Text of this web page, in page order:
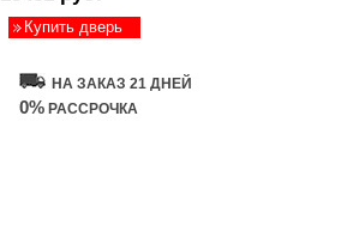
Купить дверь
НА ЗАКАЗ 21 ДНЕЙ
0% РАССРОЧКА